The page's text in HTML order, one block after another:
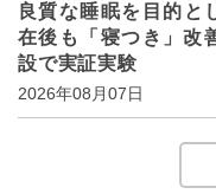
良質な睡眠を目的と
在後も「寝つき」改
設で実証実験
2026年08月07日